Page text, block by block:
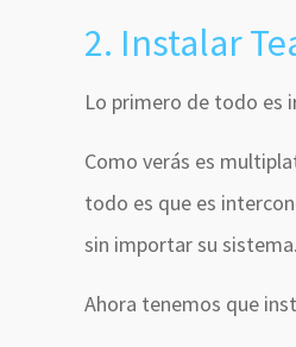
2. Instalar
Lo primero de todo es
Como verás es
todo es que es
sin importar su sistema.
Ahora tenemos que